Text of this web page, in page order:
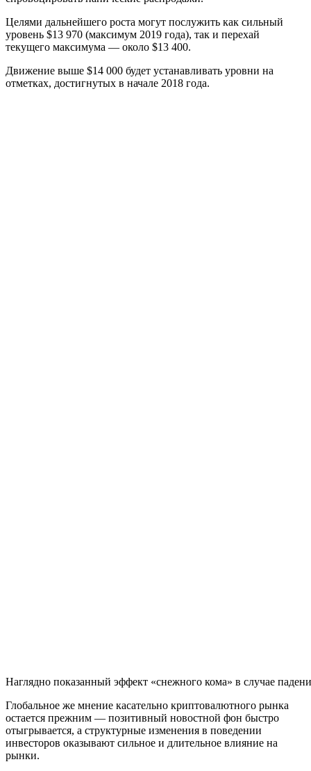
Целями дальнейшего роста могут послужить как сильный
уровень $13 970 (максимум 2019 года), так и перехай
текущего максимума — около $13 400.
Движение выше $14 000 будет устанавливать уровни на
отметках, достигнутых в начале 2018 года.
Наглядно показанный эффект «снежного кома» в случае
Глобальное же мнение касательно криптовалютного рынка
остается прежним — позитивный новостной фон быстро
отыгрывается, а структурные изменения в поведении
инвесторов оказывают сильное и длительное влияние на
рынки.